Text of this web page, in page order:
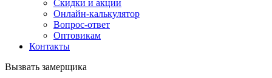
Скидки и акции
Онлайн-калькулятор
Вопрос-ответ
Оптовикам
Контакты
Вызвать замерщика